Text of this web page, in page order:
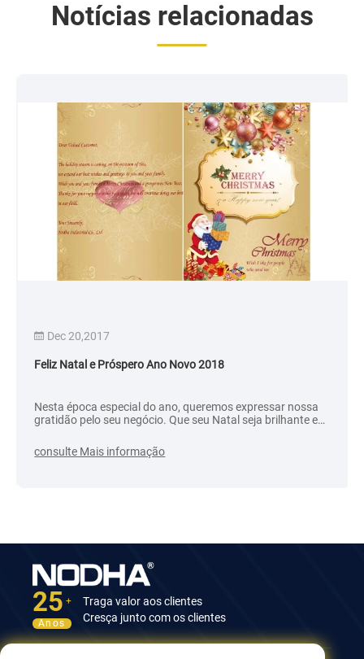
Notícias relacionadas
Dec 20,2017
Feliz Natal e Próspero Ano Novo 2018
Nesta época especial do ano, queremos expressar nossa
gratidão pelo seu negócio. Que seu Natal seja brilhante e
consulte Mais informação
25 +
Anos
Traga valor aos clientes
Cresça junto com os clientes